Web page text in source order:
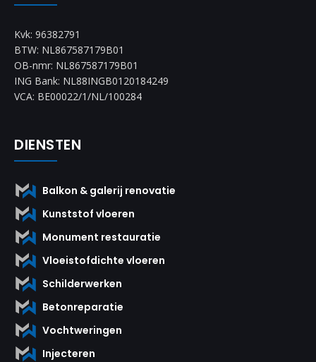
Kvk: 96382791
BTW: NL867587179B01
OB-nmr: NL867587179B01
ING Bank: NL88INGB0120184249
VCA: BE00022/1/NL/100284
DIENSTEN
Balkon & galerij renovatie
Kunststof vloeren
Monument restauratie
Vloeistofdichte vloeren
Schilderwerken
Betonreparatie
Vochtweringen
Injecteren